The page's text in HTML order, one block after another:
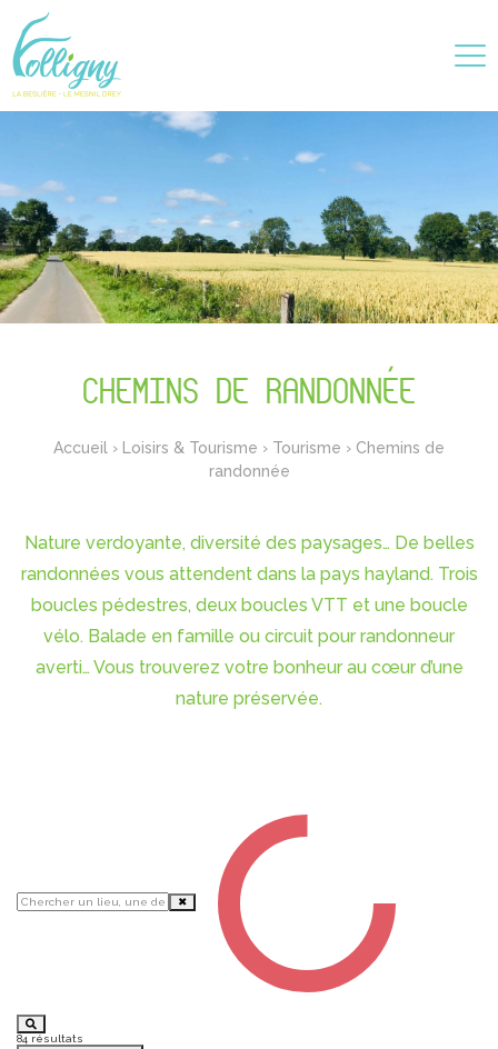
CHEMINS DE RANDONNÉE
Accueil › Loisirs & Tourisme › Tourisme › Chemins de
randonnée
Nature verdoyante, diversité des paysages… De belles
randonnées vous attendent dans la pays hayland. Trois
boucles pédestres, deux boucles VTT et une boucle
vélo. Balade en famille ou circuit pour randonneur
averti… Vous trouverez votre bonheur au cœur d’une
nature préservée.
✖
84 résultats